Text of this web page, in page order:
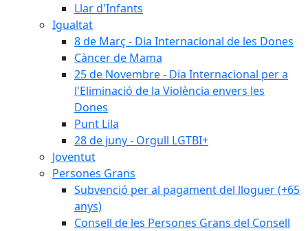
Llar d'Infants
Igualtat
8 de Març - Dia Internacional de les Dones
Càncer de Mama
25 de Novembre - Dia Internacional per a
l'Eliminació de la Violència envers les
Dones
Punt Lila
28 de juny - Orgull LGTBI+
Joventut
Persones Grans
Subvenció per al pagament del lloguer (+65
anys)
Consell de les Persones Grans del Consell